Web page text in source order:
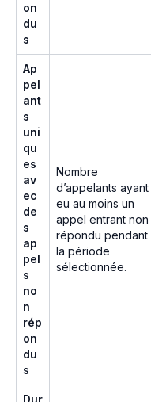
on
du
s
Ap
pel
ant
s
uni
qu
es
av
ec
de
s
ap
pel
s
no
n
rép
on
du
s
Nombre
d’appelants ayant
eu au moins un
appel entrant non
répondu pendant
la période
sélectionnée.